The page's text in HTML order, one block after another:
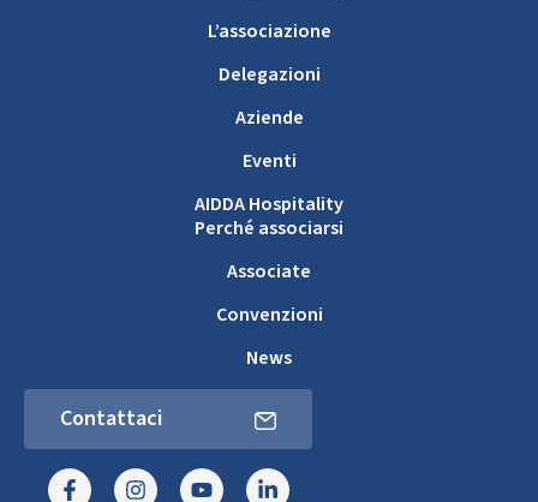
L’associazione
Delegazioni
Aziende
Eventi
AIDDA Hospitality
Perché associarsi
Associate
Convenzioni
News
Contattaci